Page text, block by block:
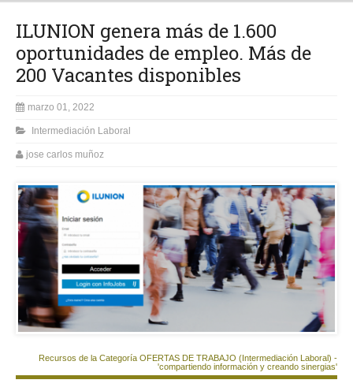
ILUNION genera más de 1.600
oportunidades de empleo. Más de
200 Vacantes disponibles
marzo 01, 2022
Intermediación Laboral
jose carlos muñoz
Recursos de la Categoría OFERTAS DE TRABAJO (Intermediación Laboral) -
'compartiendo información y creando sinergias'